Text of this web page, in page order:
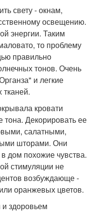
свету - окнам,
освещению.
энергии. Таким
то проблему
правильно
тонов. Очень
и легкие
кровати
Декорировать ее
салатными,
шторами. Они
дом похожие чувства.
стимуляции не
возбуждающе -
оранжевых цветов.
здоровьем